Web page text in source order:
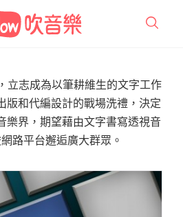
立志成為以筆耕維生的文字工作
版和代編設計的戰場洗禮，決定
樂界，期望藉由文字書寫透視音
路平台邂逅廣大群眾。